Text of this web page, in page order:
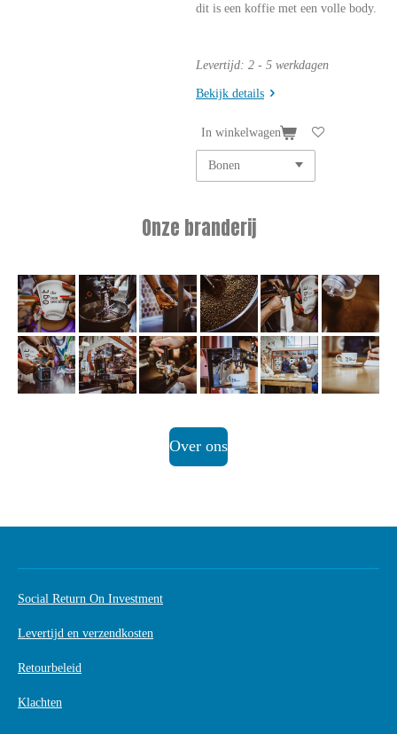
dit is een koffie met een volle body.
Levertijd: 2 - 5 werkdagen
Bekijk details
In winkelwagen
Onze branderij
Over ons
Social Return On Investment
Levertijd en verzendkosten
Retourbeleid
Klachten